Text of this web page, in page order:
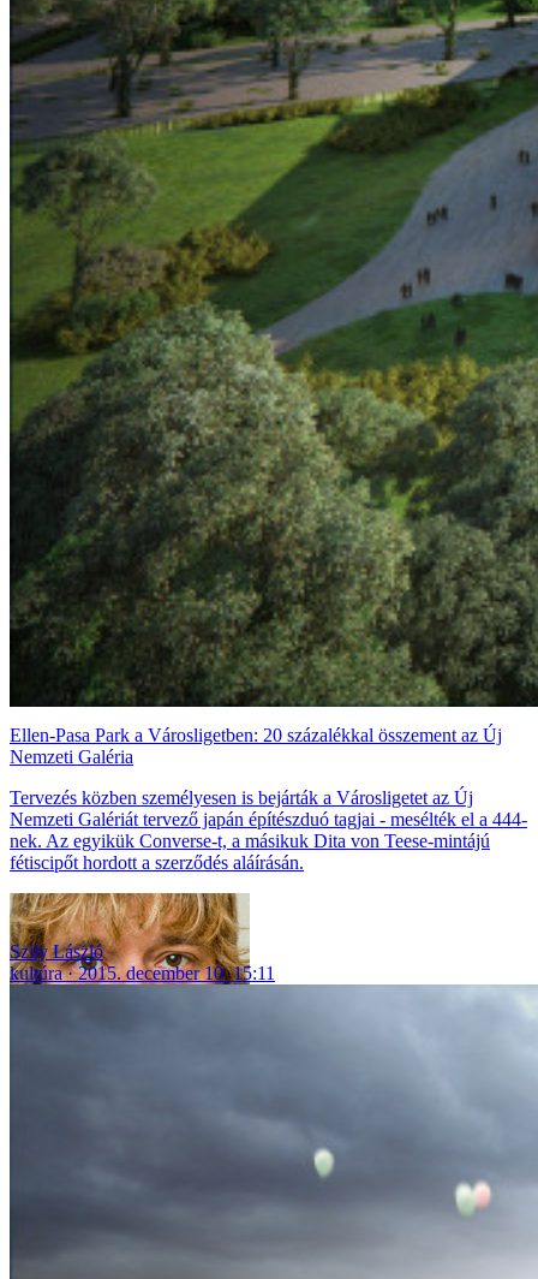
Ellen-Pasa Park a Városligetben: 20 százalékkal összement az Új
Nemzeti Galéria
Tervezés közben személyesen is bejárták a Városligetet az Új
Nemzeti Galériát tervező japán építészduó tagjai - mesélték el a 444-
nek. Az egyikük Converse-t, a másikuk Dita von Teese-mintájú
fétiscipőt hordott a szerződés aláírásán.
Szily László
kultúra
2015. december 10. 15:11